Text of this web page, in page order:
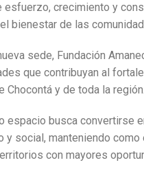
esfuerzo, crecimiento y
bienestar de las
sede, Fundación
que contribuyan al
Chocontá y de toda la región.
espacio busca convertirse
y social, manteniendo
con mayores